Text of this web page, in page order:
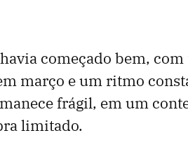
começado bem, com
março e um ritmo
frágil, em um
limitado.